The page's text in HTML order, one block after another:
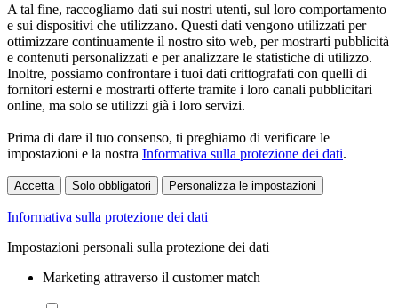
A tal fine, raccogliamo dati sui nostri utenti, sul loro comportamento
e sui dispositivi che utilizzano. Questi dati vengono utilizzati per
ottimizzare continuamente il nostro sito web, per mostrarti pubblicità
e contenuti personalizzati e per analizzare le statistiche di utilizzo.
Inoltre, possiamo confrontare i tuoi dati crittografati con quelli di
fornitori esterni e mostrarti offerte tramite i loro canali pubblicitari
online, ma solo se utilizzi già i loro servizi.
Prima di dare il tuo consenso, ti preghiamo di verificare le
impostazioni e la nostra Informativa sulla protezione dei dati.
Accetta Solo obbligatori Personalizza le impostazioni
Informativa sulla protezione dei dati
Impostazioni personali sulla protezione dei dati
Marketing attraverso il customer match